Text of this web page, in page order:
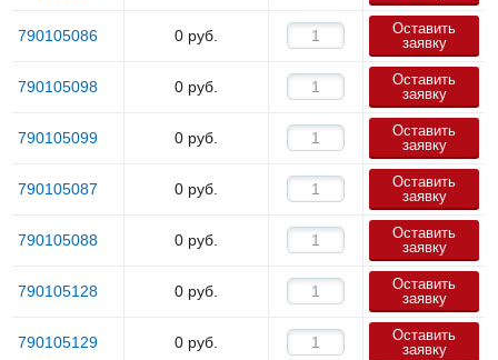
790105086 0 руб.
Оставить
заявку
790105098 0 руб.
Оставить
заявку
790105099 0 руб.
Оставить
заявку
790105087 0 руб.
Оставить
заявку
790105088 0 руб.
Оставить
заявку
790105128 0 руб.
Оставить
заявку
790105129 0 руб.
Оставить
заявку